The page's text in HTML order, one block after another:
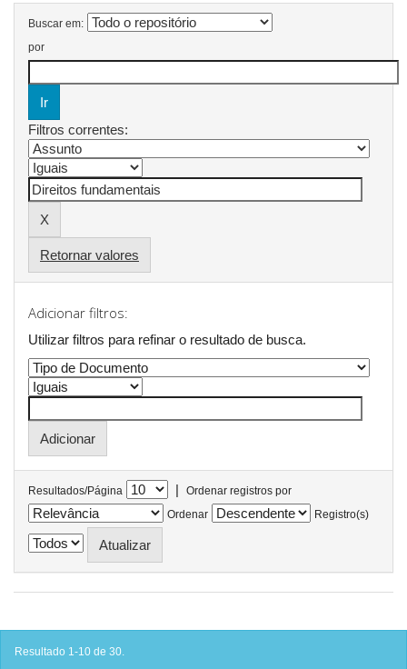
Buscar em:
por
Filtros correntes:
Retornar valores
Adicionar filtros:
Utilizar filtros para refinar o resultado de busca.
Resultados/Página |
Ordenar registros por
Ordenar
Registro(s)
Resultado 1-10 de 30.